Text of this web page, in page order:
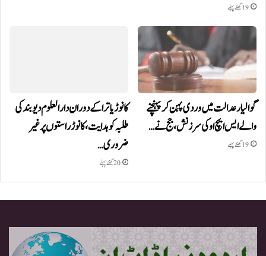
19 گھنٹے پہلے
گوالیار عدالت میں وردی پہن کر پہنچنے
والے ایس ایچ او کی سرزنش، جج نے…
19 گھنٹے پہلے
کانوڑ یاترا کے دوران دارالعلوم دیوبند کی
طلبہ کو ہدایت، کانوڑ راستوں پر غیر
ضروری…
20 گھنٹے پہلے